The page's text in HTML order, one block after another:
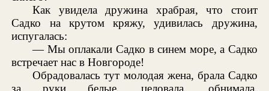
Как увидела дружина храбрая, что стоит
Садко на крутом кряжу, удивилась дружина,
испугалась:
— Мы оплакали Садко в синем море, а Садко
встречает нас в Новгороде!
Обрадовалась тут молодая жена, брала Садко